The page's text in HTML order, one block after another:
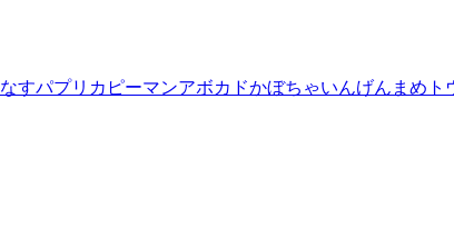
なすパプリカ ピーマンアボカドかぼちゃいんげんまめ